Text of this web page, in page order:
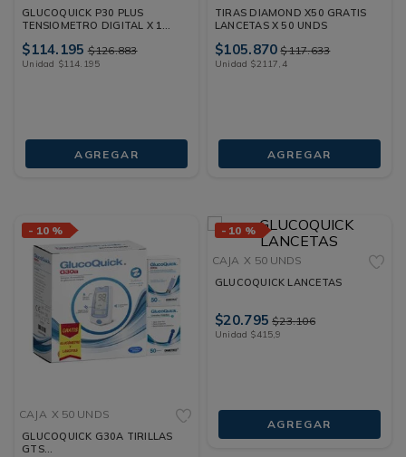
GLUCOQUICK P30 PLUS
TENSIOMETRO DIGITAL X 1
$114. 195 $126.883
Unidad $114. 195
AGREGAR
TIRAS DIAMOND X50 GRATIS
LANCETAS X 50 UNDS
$105.870 $117.633
Unidad $2117,4
AGREGAR
- 10 %
CAJA X 50 UNDS
GLUCOQUICK G30A TIRILLAS
GTS
- 10 %
CAJA X 50 UNDS
GLUCOQUICK LANCETAS
$20.795 $23.106
Unidad $415,9
AGREGAR